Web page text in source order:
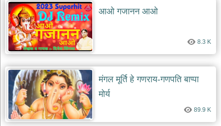
रानी
सती
दादी
भजन
rani
dadi
bhajans
बावा
लाल
दयाल
भजन
आओ गजानन आओ
8.3 K
मंगल मूर्ति हे गणराय-गणपति बाप्पा
मोर्य
89.9 K